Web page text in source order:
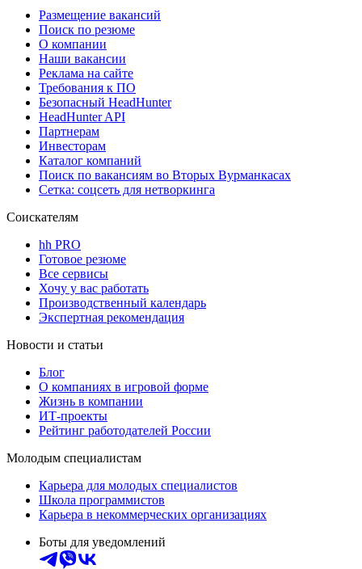
Размещение вакансий
Поиск по резюме
О компании
Наши вакансии
Реклама на сайте
Требования к ПО
Безопасный HeadHunter
HeadHunter API
Партнерам
Инвесторам
Каталог компаний
Поиск по вакансиям во Вторых Вурманкасах
Сетка: соцсеть для нетворкинга
Соискателям
hh PRO
Готовое резюме
Все сервисы
Хочу у вас работать
Производственный календарь
Экспертная рекомендация
Новости и статьи
Блог
О компаниях в игровой форме
Жизнь в компании
ИТ-проекты
Рейтинг работодателей России
Молодым специалистам
Карьера для молодых специалистов
Школа программистов
Карьера в некоммерческих организациях
Боты для уведомлений